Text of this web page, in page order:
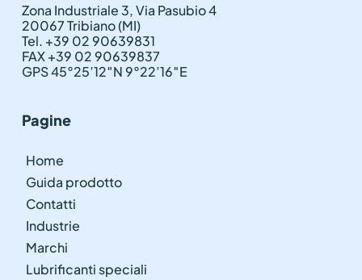
Zona Industriale 3, Via Pasubio 4
20067 Tribiano (MI)
Tel. +39 02 90639831
FAX +39 02 90639837
GPS 45°25’12″N 9°22’16″E
Pagine
Home
Guida prodotto
Contatti
Industrie
Marchi
Lubrificanti speciali